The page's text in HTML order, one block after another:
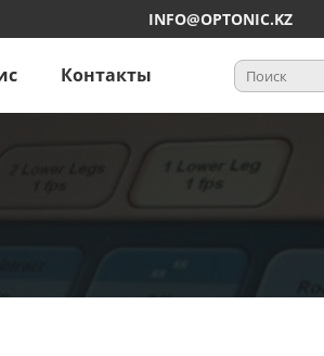
INFO@OPTONIC.KZ
Контакты